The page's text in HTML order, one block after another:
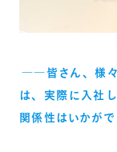
――皆さん、様々
は、実際に入社
関係性はいかがで